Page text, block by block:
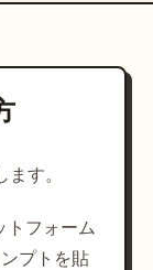
す。
トフォーム
プトを貼